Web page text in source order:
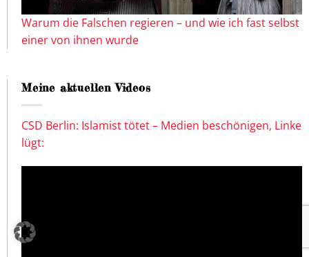
Warum die Falschen regieren – und wie ich fast selbst
einer von ihnen wurde
Meine aktuellen Videos
CSD Berlin: Islamist tötet – Medien beschönigen, Linke
lügt: